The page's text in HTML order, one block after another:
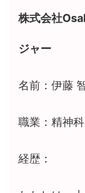
株式会社
ジャー
名前：伊藤
職業：精神
経歴：